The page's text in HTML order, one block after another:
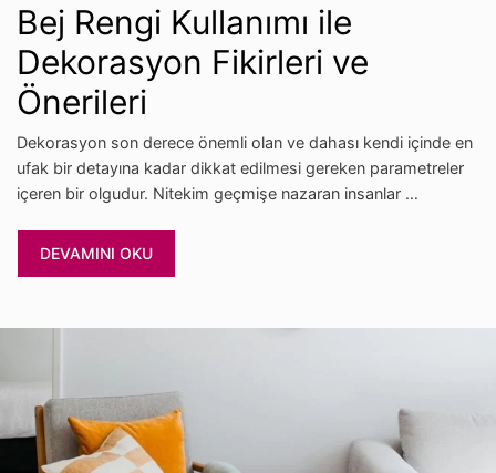
Bej Rengi Kullanımı ile
Dekorasyon Fikirleri ve
Önerileri
Dekorasyon son derece önemli olan ve dahası kendi içinde en
ufak bir detayına kadar dikkat edilmesi gereken parametreler
içeren bir olgudur. Nitekim geçmişe nazaran insanlar …
DEVAMINI OKU